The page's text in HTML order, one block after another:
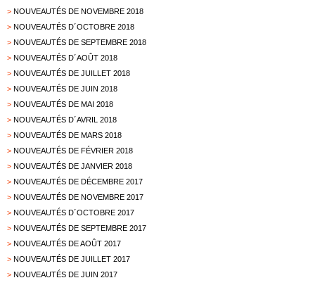
> NOUVEAUTÉS DE NOVEMBRE 2018
> NOUVEAUTÉS D´OCTOBRE 2018
> NOUVEAUTÉS DE SEPTEMBRE 2018
> NOUVEAUTÉS D´AOÛT 2018
> NOUVEAUTÉS DE JUILLET 2018
> NOUVEAUTÉS DE JUIN 2018
> NOUVEAUTÉS DE MAI 2018
> NOUVEAUTÉS D´AVRIL 2018
> NOUVEAUTÉS DE MARS 2018
> NOUVEAUTÉS DE FÉVRIER 2018
> NOUVEAUTÉS DE JANVIER 2018
> NOUVEAUTÉS DE DÉCEMBRE 2017
> NOUVEAUTÉS DE NOVEMBRE 2017
> NOUVEAUTÉS D´OCTOBRE 2017
> NOUVEAUTÉS DE SEPTEMBRE 2017
> NOUVEAUTÉS DE AOÛT 2017
> NOUVEAUTÉS DE JUILLET 2017
> NOUVEAUTÉS DE JUIN 2017